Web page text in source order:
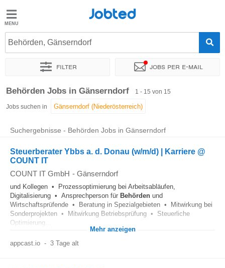
Jobted
Jobs
Jobted
Behörden, Gänserndorf
Filter Jobs per e-mail
Sortieren nach Genauer Standort Unternehmen
Behörden Jobs in Gänserndorf 1 - 15 von 15
Jobs suchen in
Suchergebnisse - Behörden Jobs in Gänserndorf
Steuerberater Ybbs a. d. Donau (w/m/d) | Karriere @
COUNT IT
COUNT IT GmbH - Gänserndorf
und Kollegen • Prozessoptimierung bei Arbeitsabläufen,
Digitalisierung • Ansprechperson für Behörden und
Wirtschaftsprüfende • Beratung in Spezialgebieten • Mitwirkung bei
Sonderprojekten • Mitwirkung Betriebsprüfung • Steuerliche
Optimierung...
Mehr anzeigen
appcast.io - 3 Tage alt